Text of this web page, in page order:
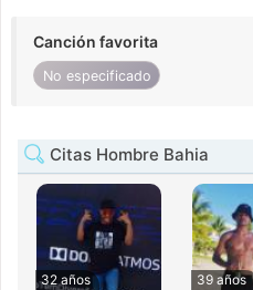
Canción favorita
No especificado
Citas Hombre Bahia
32 años
39 años